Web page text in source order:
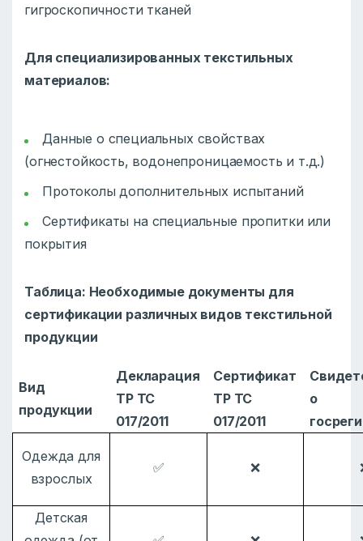
гигроскопичности тканей
Для специализированных текстильных
материалов:
Данные о специальных свойствах
(огнестойкость, водонепроницаемость и т.д.)
Протоколы дополнительных испытаний
Сертификаты на специальные пропитки или
покрытия
Таблица: Необходимые документы для
сертификации различных видов текстильной
продукции
Вид
продукции
Декларация
ТР ТС
017/2011
Сертификат
ТР ТС
017/2011
о
Одежда для
взрослых
✅ ❌
Детская